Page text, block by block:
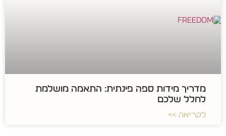
מדריך מידות ספה פינתית: התאמה מושלמת
לחלל שלכם
לקריאה >>